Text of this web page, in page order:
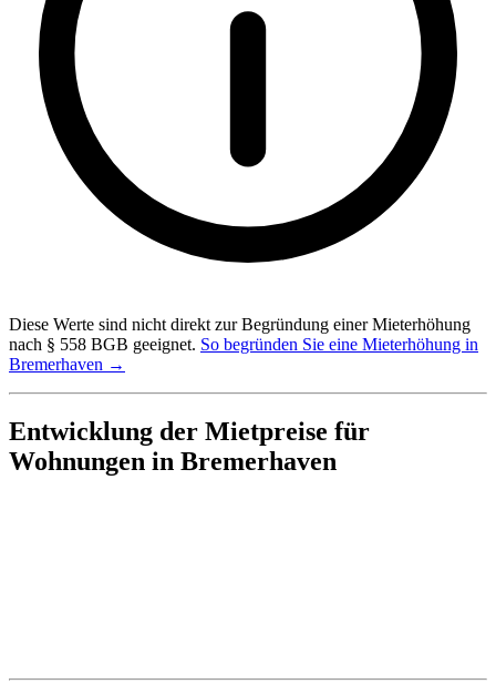
Diese Werte sind nicht direkt zur Begründung einer Mieterhöhung
nach § 558 BGB geeignet. So begründen Sie eine Mieterhöhung in
Bremerhaven →
Entwicklung der Mietpreise für
Wohnungen in Bremerhaven